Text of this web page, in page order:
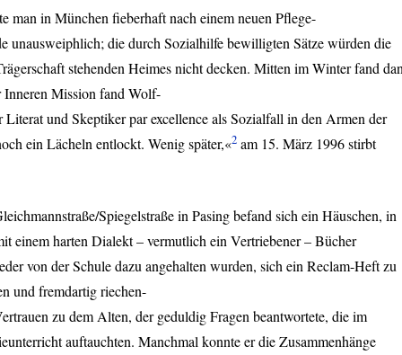
man in München fieberhaft nach einem neuen Pflege-
unausweiphlich; die durch Sozialhilfe bewilligten Sätze würden die
stehenden Heimes nicht decken. Mitten im Winter fand
Inneren Mission fand Wolf-
und Skeptiker par excellence als Sozialfall in den Armen der
ein Lächeln entlockt. Wenig später,«2 am 15. März 1996 stirbt
Spiegelstraße in Pasing befand sich ein Häuschen, in
einem harten Dialekt – vermutlich ein Vertriebener – Bücher
von der Schule dazu angehalten wurden, sich ein Reclam-Heft zu
und fremdartig riechen-
zu dem Alten, der geduldig Fragen beantwortete, die im
auftauchten. Manchmal konnte er die Zusammenhänge